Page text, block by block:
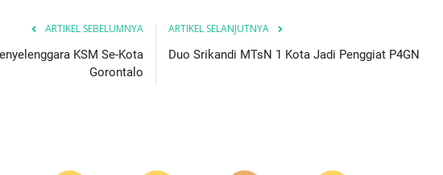
ARTIKEL SEBELUMNYA
KSM Se-Kota
Gorontalo
ARTIKEL SELANJUTNYA
Duo Srikandi MTsN 1 Kota Jadi Penggiat P4GN